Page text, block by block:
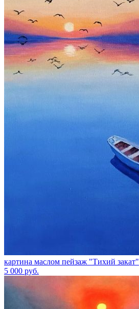
картина маслом пейзаж "Тихий закат"
5 000 руб.